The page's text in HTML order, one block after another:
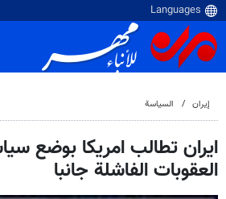
إيران السياسة
ايران تطالب امريكا بوضع
العقوبات الفاشلة جانبا